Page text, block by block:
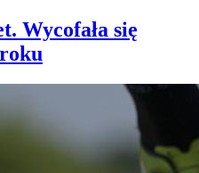
Wycofała się